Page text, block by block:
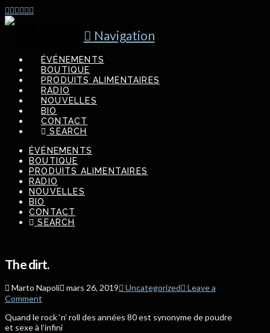
Navigation
ÉVÉNEMENTS
BOUTIQUE
PRODUITS ALIMENTAIRES
RADIO
NOUVELLES
BIO
CONTACT
SEARCH
ÉVÉNEMENTS
BOUTIQUE
PRODUITS ALIMENTAIRES
RADIO
NOUVELLES
BIO
CONTACT
SEARCH
The dirt.
Marto Napoli mars 26, 2019 Uncategorized
Leave a
Comment
Quand le rock ‘n’ roll des années 80 est synonyme de poudre
et sexe à l’infini